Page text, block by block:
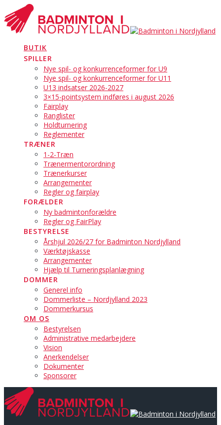
to
content
BUTIK
SPILLER
Nye spil- og konkurrenceformer for U9
Nye spil- og konkurrenceformer for U11
U13 indsatser 2026-2027
3×15-pointsystem indføres i august 2026
Fairplay
Ranglister
Holdturnering
Reglementer
TRÆNER
1-2-Træn
Trænermentorordning
Trænerkurser
Arrangementer
Regler og fairplay
FORÆLDER
Ny badmintonforældre
Regler og FairPlay
BESTYRELSE
Årshjul 2026/27 for Badminton Nordjylland
Værktøjskasse
Arrangementer
Hjælp til Turneringsplanlægning
DOMMER
Generel info
Dommerliste – Nordjylland 2023
Dommerkursus
OM OS
Bestyrelsen
Administrative medarbejdere
Vision
Anerkendelser
Dokumenter
Sponsorer